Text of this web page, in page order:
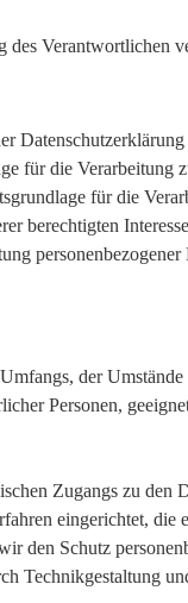
des Verantwortlichen
für die Verarbeitung
für die
berechtigten
personenbezogener
der Umstände
Personen,
Zugangs zu den
eingerichtet, die
den Schutz
Technikgestaltung